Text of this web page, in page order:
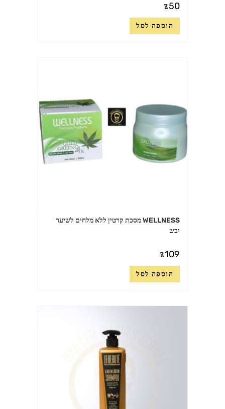
₪50
הוספה לסל
WELLNESS מסכת קרטין ללא מלחים לשיער
יבש
₪109
הוספה לסל